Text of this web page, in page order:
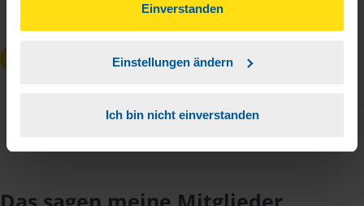
können Sie der Verwendung von Cookies, gemäß
unserer➔ Datenschutzrichtliniezustimmen.
Einverstanden
Einstellungen ändern
Ich bin nicht einverstanden
Anfrage absenden